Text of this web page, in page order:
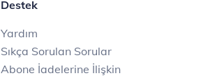
Destek
Yardım
Sıkça Sorulan Sorular
Abone İadelerine İlişkin